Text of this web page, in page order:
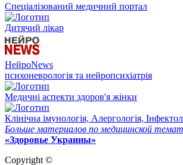
Спеціалізований медичний портал
Дитячий лікар
НейроNews
психоневрологія та нейропсихіатрія
Медичні аспекти здоров'я жінки
Клінічна імунологія, Алергологія,
Больше материалов по медицинской
«Здоровье Украины»
Copyright ©